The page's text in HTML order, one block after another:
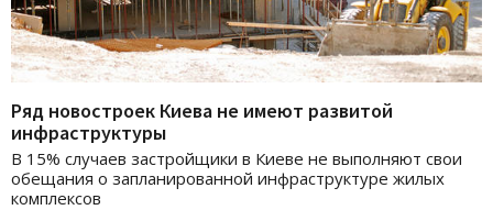
Ряд новостроек Киева не имеют развитой
инфраструктуры
В 15% случаев застройщики в Киеве не выполняют свои
обещания о запланированной инфраструктуре жилых
комплексов